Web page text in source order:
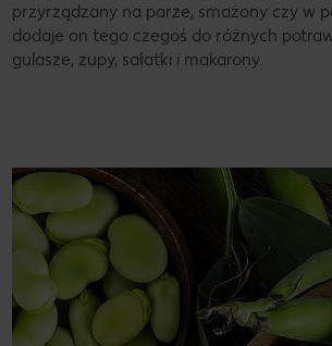
przyrządzany na parze, smażony czy w
dodaje on tego czegoś do różnych
gulasze, zupy, sałatki i makarony.